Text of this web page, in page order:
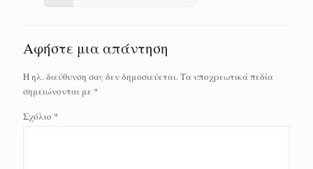
Αφήστε μια απάντηση
Η ηλ. διεύθυνση σας δεν δημοσιεύεται.Τα υποχρεωτικά πεδία
σημειώνονται με *
Σχόλιο *